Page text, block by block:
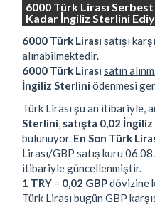
6000 Türk Lirası
Kadar İngiliz Sterlini
6000 Türk Lirası satışı
alınabilmektedir.
6000 Türk Lirası satın
İngiliz Sterliniödenmesi
Türk Lirası şu an itibariyle,
Sterlini satışta 0,02
bulunuyor. En Son Türk
Lirası/GBP satış kuru
itibariyle güncellenmiştir.
1 TRY = 0,02 GBPdövizine
Türk Lirası bugün GBP